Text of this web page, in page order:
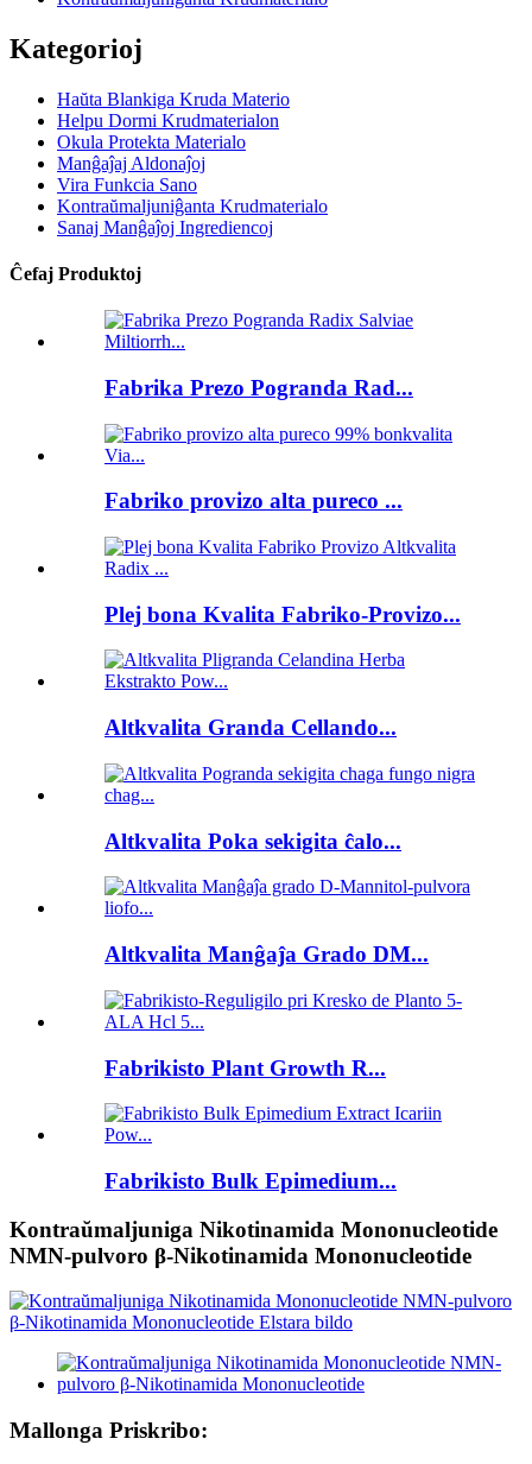
Kategorioj
Haŭta Blankiga Kruda Materio
Helpu Dormi Krudmaterialon
Okula Protekta Materialo
Manĝaĵaj Aldonaĵoj
Vira Funkcia Sano
Kontraŭmaljuniĝanta Krudmaterialo
Sanaj Manĝaĵoj Ingrediencoj
Ĉefaj Produktoj
Fabrika Prezo Pogranda Rad...
Fabriko provizo alta pureco ...
Plej bona Kvalita Fabriko-Provizo...
Altkvalita Granda Cellando...
Altkvalita Poka sekigita ĉalo...
Altkvalita Manĝaĵa Grado DM...
Fabrikisto Plant Growth R...
Fabrikisto Bulk Epimedium...
Kontraŭmaljuniga Nikotinamida Mononucleotide
NMN-pulvoro β-Nikotinamida Mononucleotide
Mallonga Priskribo: